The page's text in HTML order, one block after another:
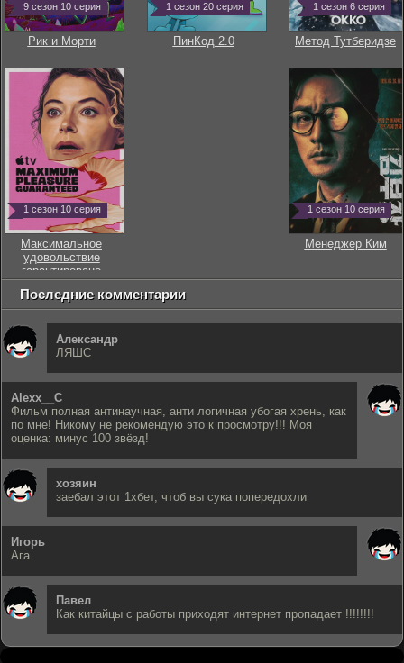
9 сезон 10 серия
Рик и Морти
1 сезон 20 серия
ПинКод 2.0
1 сезон 6 серия
Метод Тутберидзе
1 сезон 10 серия
Максимальное
удовольствие
гарантировано
1 сезон 10 серия
Менеджер Ким
Последние комментарии
Александр
ЛЯШС
Alexx__C
Фильм полная антинаучная, анти логичная убогая хрень, как
по мне! Никому не рекомендую это к просмотру!!! Моя
оценка: минус 100 звёзд!
хозяин
заебал этот 1хбет, чтоб вы сука попередохли
Игорь
Ага
Павел
Как китайцы с работы приходят интернет пропадает !!!!!!!!